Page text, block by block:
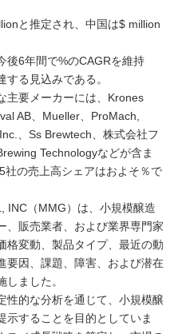
と推定され、中国は$ million
後6年間で%のCAGRを維持
る見込みである。
主要メーカーには、Krones
AB、Mueller、ProMach,
、Ss Brewtech、株式会社フ
Technologyなどが含ま
の売上高シェアはおよそ％で
INC（MMG）は、小規模醸造
、販売業者、および業界専門家
格変動、製品タイプ、最近の動
要因、課題、障害、および潜在
ました。
性的な分析を通じて、小規模醸
示することを目的としていま